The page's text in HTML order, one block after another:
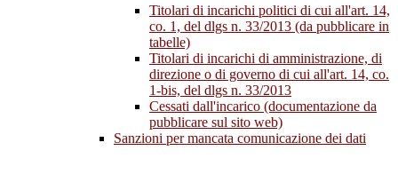
Titolari di incarichi politici di cui all'art. 14,
co. 1, del dlgs n. 33/2013 (da pubblicare in
tabelle)
Titolari di incarichi di amministrazione, di
direzione o di governo di cui all'art. 14, co.
1-bis, del dlgs n. 33/2013
Cessati dall'incarico (documentazione da
pubblicare sul sito web)
Sanzioni per mancata comunicazione dei dati